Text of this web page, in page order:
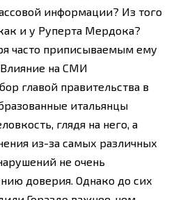
информации? Из того
и у Руперта Мердока?
часто приписываемым ему
на СМИ
главой правительства в
итальянцы
глядя на него, а
из-за самых различных
не очень
доверия. Однако до сих